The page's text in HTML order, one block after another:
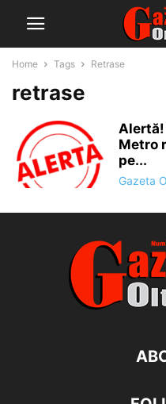
Home Tags Retrase
retrase
Alertă!
Metro
pe...
Gazeta